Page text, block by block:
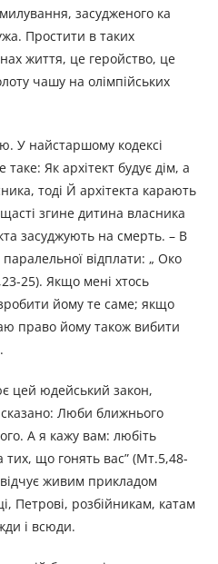
засудженого ка
Простити в таких
життя, це геройство, це
чашу на олімпійських
У найстаршому кодексі
Як архітект будує дім, а
тоді Й архітекта карають
згине дитина власника
засуджують на смерть. – В
відплати: „ Око
25). Якщо мені хтось
йому те саме; якщо
право йому також вибити
цей юдейський закон,
Люби ближнього
А я кажу вам: любіть
тих, що гонять вас” (Мт.5,48-
живим прикладом
Петрові, розбійникам, катам
і всюди.